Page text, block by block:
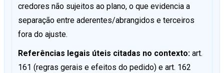
credores não sujeitos ao plano, o que evidencia a
separação entre aderentes/abrangidos e terceiros
fora do ajuste.
Referências legais úteis citadas no contexto: art.
161 (regras gerais e efeitos do pedido) e art. 162